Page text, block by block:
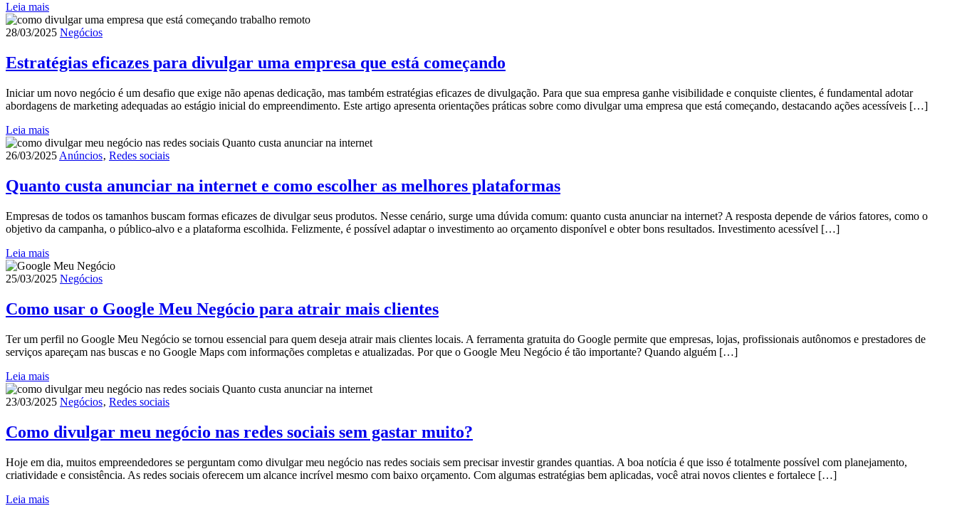
Leia mais
28/03/2025 Negócios
Estratégias eficazes para divulgar uma empresa que está começando
Iniciar um novo negócio é um desafio que exige não apenas dedicação, mas também estratégias eficazes de divulgação. Para que sua empresa ganhe visibilidade e conquiste clientes, é fundamental adotar
abordagens de marketing adequadas ao estágio inicial do empreendimento. Este artigo apresenta orientações práticas sobre como divulgar uma empresa que está começando, destacando ações acessíveis […]
Leia mais
26/03/2025 Anúncios‚ Redes sociais
Quanto custa anunciar na internet e como escolher as melhores plataformas
Empresas de todos os tamanhos buscam formas eficazes de divulgar seus produtos. Nesse cenário, surge uma dúvida comum: quanto custa anunciar na internet? A resposta depende de vários fatores, como o
objetivo da campanha, o público-alvo e a plataforma escolhida. Felizmente, é possível adaptar o investimento ao orçamento disponível e obter bons resultados. Investimento acessível […]
Leia mais
25/03/2025 Negócios
Como usar o Google Meu Negócio para atrair mais clientes
Ter um perfil no Google Meu Negócio se tornou essencial para quem deseja atrair mais clientes locais. A ferramenta gratuita do Google permite que empresas, lojas, profissionais autônomos e prestadores de
serviços apareçam nas buscas e no Google Maps com informações completas e atualizadas. Por que o Google Meu Negócio é tão importante? Quando alguém […]
Leia mais
23/03/2025 Negócios‚ Redes sociais
Como divulgar meu negócio nas redes sociais sem gastar muito?
Hoje em dia, muitos empreendedores se perguntam como divulgar meu negócio nas redes sociais sem precisar investir grandes quantias. A boa notícia é que isso é totalmente possível com planejamento,
criatividade e consistência. As redes sociais oferecem um alcance incrível mesmo com baixo orçamento. Com algumas estratégias bem aplicadas, você atrai novos clientes e fortalece […]
Leia mais